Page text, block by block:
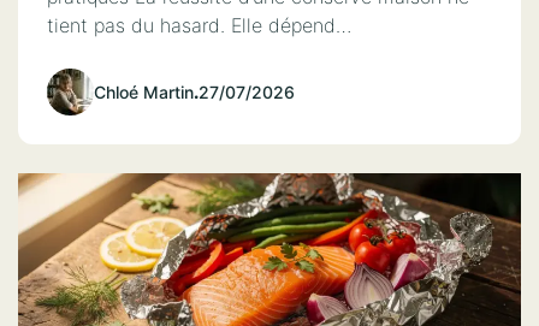
tient pas du hasard. Elle dépend…
Chloé Martin.27/07/2026